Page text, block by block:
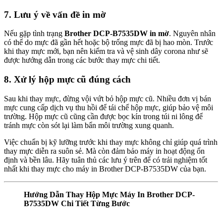
7. Lưu ý về vấn đề in mờ
Nếu gặp tình trạng Brother DCP-B7535DW in mờ. Nguyên nhân
có thể do mực đã gần hết hoặc bộ trống mực đã bị hao mòn. Trước
khi thay mực mới, bạn nên kiểm tra và vệ sinh dây corona như sẽ
được hướng dẫn trong các bước thay mực chi tiết.
8. Xử lý hộp mực cũ đúng cách
Sau khi thay mực, đừng vội vứt bỏ hộp mực cũ. Nhiều đơn vị bán
mực cung cấp dịch vụ thu hồi để tái chế hộp mực, giúp bảo vệ môi
trường. Hộp mực cũ cũng cần được bọc kín trong túi ni lông để
tránh mực còn sót lại làm bẩn môi trường xung quanh.
Việc chuẩn bị kỹ lưỡng trước khi thay mực không chỉ giúp quá trình
thay mực diễn ra suôn sẻ. Mà còn đảm bảo máy in hoạt động ổn
định và bền lâu. Hãy tuân thủ các lưu ý trên để có trải nghiệm tốt
nhất khi thay mực cho máy in Brother DCP-B7535DW của bạn.
Hướng Dẫn Thay Hộp Mực Máy In Brother DCP-
B7535DW Chi Tiết Từng Bước